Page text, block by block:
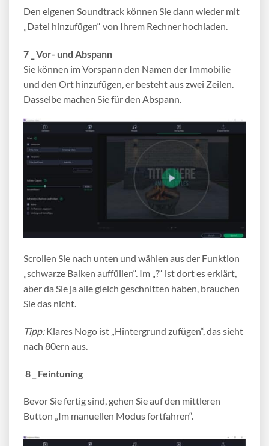
Den eigenen Soundtrack können Sie dann wieder mit
„Datei hinzufügen“ von Ihrem Rechner hochladen.
7 _ Vor- und Abspann
Sie können im Vorspann den Namen der Immobilie
und den Ort hinzufügen, er besteht aus zwei Zeilen.
Dasselbe machen Sie für den Abspann.
Scrollen Sie nach unten und wählen aus der Funktion
„schwarze Balken auffüllen“. Im „?“ ist dort es erklärt,
aber da Sie ja alle gleich geschnitten haben, brauchen
Sie das nicht.
Tipp:Klares Nogo ist „Hintergrund zufügen“, das sieht
nach 80ern aus.
8 _ Feintuning
Bevor Sie fertig sind, gehen Sie auf den mittleren
Button „Im manuellen Modus fortfahren“.